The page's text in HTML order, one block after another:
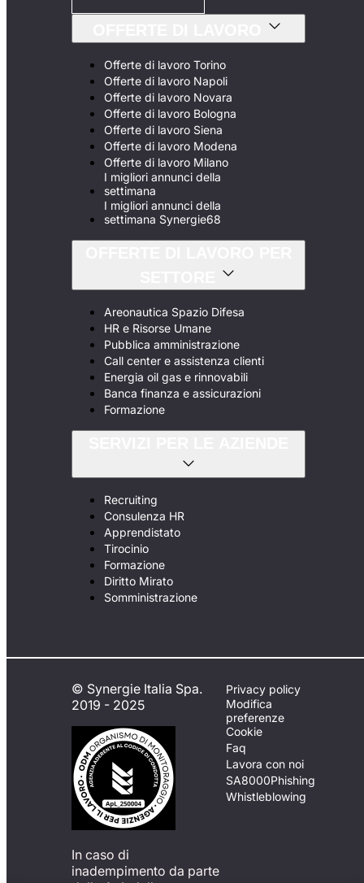
Offerte di lavoro Torino
Offerte di lavoro Napoli
Offerte di lavoro Novara
Offerte di lavoro Bologna
Offerte di lavoro Siena
Offerte di lavoro Modena
Offerte di lavoro Milano
I migliori annunci della
settimana
I migliori annunci della
settimana Synergie68
Areonautica Spazio Difesa
HR e Risorse Umane
Pubblica amministrazione
Call center e assistenza clienti
Energia oil gas e rinnovabili
Banca finanza e assicurazioni
Formazione
Recruiting
Consulenza HR
Apprendistato
Tirocinio
Formazione
Diritto Mirato
Somministrazione
© Synergie Italia Spa.
2019 - 2025
In caso di
inadempimento da parte
Privacy policy
Modifica
preferenze
Cookie
Faq
Lavora con noi
SA8000Phishing
Whistleblowing